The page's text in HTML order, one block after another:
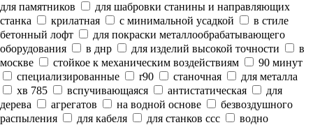
для памятников
для шабровки станины и направляющих
станка
крилатная с минимальной усадкой
в стиле
бетонный лофт
для покраски металлообрабатывающего
оборудования
в днр для изделий высокой точности
в
москве
стойкое к механическим воздействиям
90 минут
специализированные
r90 станочная
для металла
хв 785
вспучивающаяся антистатическая
для
дерева
агрегатов на водной основе
безвоздушного
распыления
для кабеля для станков ссс
водно